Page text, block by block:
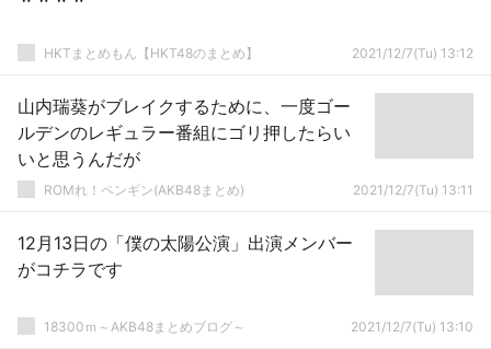
HKTまとめもん【HKT48のまとめ】 2021/12/7(Tu) 13:12
山内瑞葵がブレイクするために、一度ゴー
ルデンのレギュラー番組にゴリ押したらい
いと思うんだが
ROMれ！ペンギン(AKB48まとめ) 2021/12/7(Tu) 13:11
12月13日の「僕の太陽公演」出演メンバー
がコチラです
18300ｍ～AKB48まとめブログ～ 2021/12/7(Tu) 13:10